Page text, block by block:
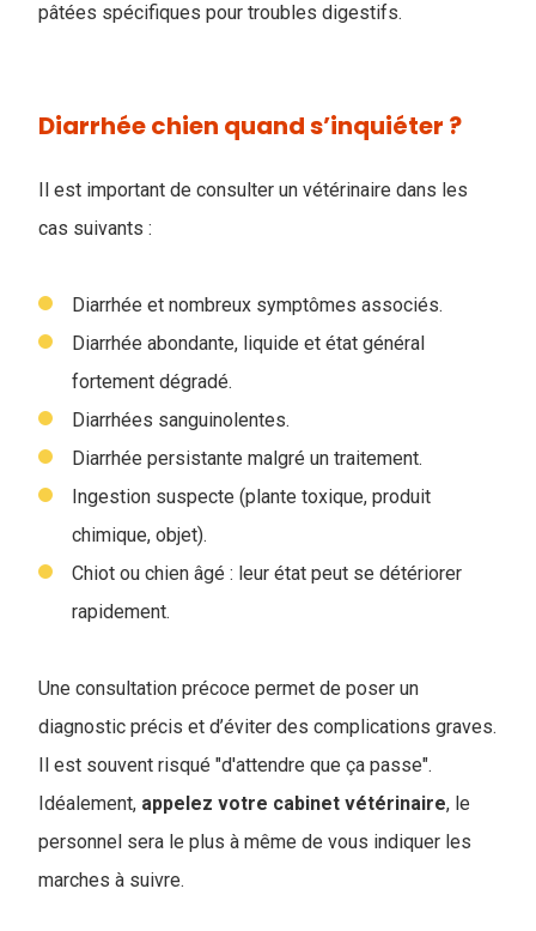
pâtées spécifiques pour troubles digestifs.
Diarrhée chien quand s’inquiéter ?
Il est important de consulter un vétérinaire dans les
cas suivants :
Diarrhée et nombreux symptômes associés.
Diarrhée abondante, liquide et état général
fortement dégradé.
Diarrhées sanguinolentes.
Diarrhée persistante malgré un traitement.
Ingestion suspecte (plante toxique, produit
chimique, objet).
Chiot ou chien âgé : leur état peut se détériorer
rapidement.
Une consultation précoce permet de poser un
diagnostic précis et d’éviter des complications graves.
Il est souvent risqué "d'attendre que ça passe".
Idéalement, appelez votre cabinet vétérinaire, le
personnel sera le plus à même de vous indiquer les
marches à suivre.